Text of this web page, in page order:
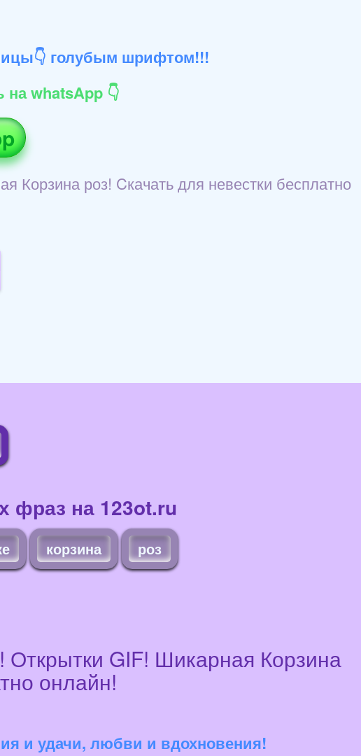
голубым шрифтом!!!
whatsApp 👇
Корзина роз! Cкачать для невестки бесплатно
фраз на 123ot.ru
корзина роз
GIF! Шикарная Корзина
онлайн!
и удачи, любви и вдохновения!